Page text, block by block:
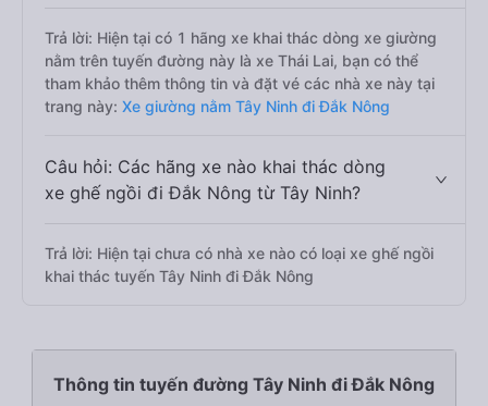
Trả lời: Hiện tại có 1 hãng xe khai thác dòng xe giường
nằm trên tuyến đường này là xe Thái Lai, bạn có thể
tham khảo thêm thông tin và đặt vé các nhà xe này tại
trang này: Xe giường nằm Tây Ninh đi Đắk Nông
Câu hỏi: Các hãng xe nào khai thác dòng
xe ghế ngồi đi Đắk Nông từ Tây Ninh?
Trả lời: Hiện tại chưa có nhà xe nào có loại xe ghế ngồi
khai thác tuyến Tây Ninh đi Đắk Nông
Thông tin tuyến đường Tây Ninh đi Đắk Nông